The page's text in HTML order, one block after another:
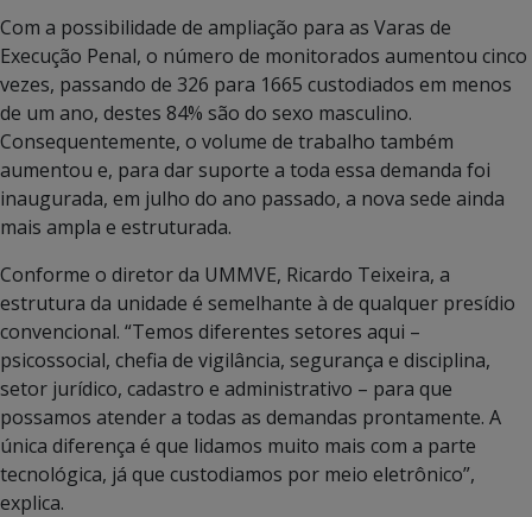
Com a possibilidade de ampliação para as Varas de
Execução Penal, o número de monitorados aumentou cinco
vezes, passando de 326 para 1665 custodiados em menos
de um ano, destes 84% são do sexo masculino.
Consequentemente, o volume de trabalho também
aumentou e, para dar suporte a toda essa demanda foi
inaugurada, em julho do ano passado, a nova sede ainda
mais ampla e estruturada.
Conforme o diretor da UMMVE, Ricardo Teixeira, a
estrutura da unidade é semelhante à de qualquer presídio
convencional. “Temos diferentes setores aqui –
psicossocial, chefia de vigilância, segurança e disciplina,
setor jurídico, cadastro e administrativo – para que
possamos atender a todas as demandas prontamente. A
única diferença é que lidamos muito mais com a parte
tecnológica, já que custodiamos por meio eletrônico”,
explica.